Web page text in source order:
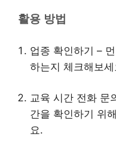
활용 방법
업종 확인하기 –
하는지 체크해보세
교육 시간 전화 문
간을 확인하기 위
요.